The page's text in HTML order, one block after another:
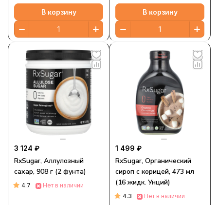
В корзину В корзину
3 124 ₽
RxSugar, Аллулозный
сахар, 908 г (2 фунта)
4.7 Нет в наличии
1 499 ₽
RxSugar, Органический
сироп с корицей, 473 мл
(16 жидк. Унций)
4.3 Нет в наличии